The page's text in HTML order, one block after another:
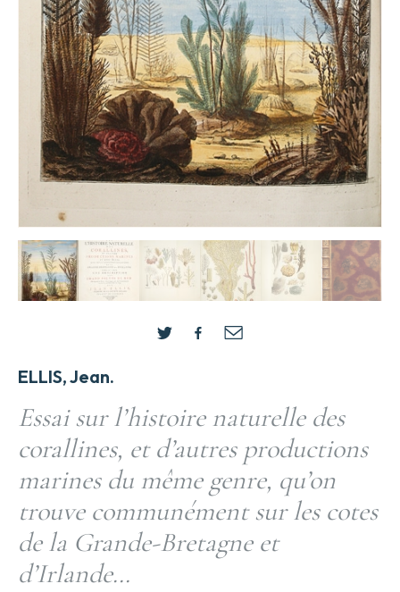
ELLIS, Jean.
Essai sur l’histoire naturelle des
corallines, et d’autres productions
marines du même genre, qu’on
trouve communément sur les cotes
de la Grande-Bretagne et
d’Irlande…